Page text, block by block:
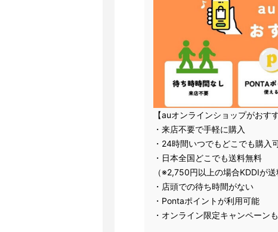
【auオンラインショップがおす
・来店不要で手軽に購入
・24時間いつでもどこでも購入
・日本全国どこでも送料無料
（※2,750円以上の場合KDDIが送
・店頭での待ち時間がない
・Pontaポイントが利用可能
・オンライン限定キャンペーン